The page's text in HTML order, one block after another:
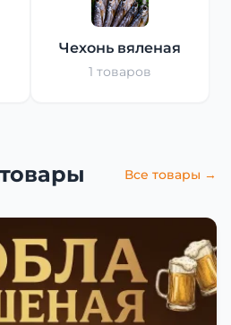
Чехонь вяленая
1 товаров
Все товары →